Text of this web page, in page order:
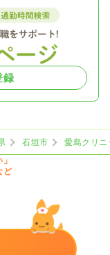
録
石垣市
愛島クリニ
ど